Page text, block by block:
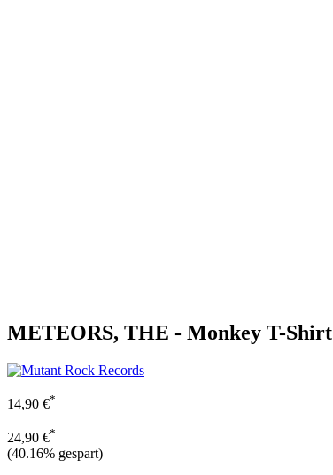
METEORS, THE - Monkey T-Shirt
14,90 €*
24,90 €*
(40.16% gespart)